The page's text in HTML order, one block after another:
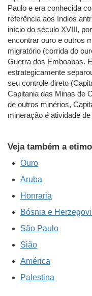
Paulo e era conhecida
referência aos índios
início do século XVIII,
encontrar ouro e outros
migratório (corrida do
Guerra dos Emboabas.
estrategicamente
seu controle direto
Capitania das Minas de
de outros minérios,
mineração é atividade
Veja também a
Ouro
Aruba
Honraria
Bósnia e
São Paulo
Sião
América
Palestina